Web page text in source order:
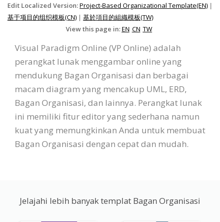
Edit Localized Version:Project-Based Organizational Template(EN) |
基于项目的组织模板(CN) | 基於項目的組織模板(TW)
View this page in:EN CN TW
Visual Paradigm Online (VP Online) adalah
perangkat lunak menggambar online yang
mendukung Bagan Organisasi dan berbagai
macam diagram yang mencakup UML, ERD,
Bagan Organisasi, dan lainnya. Perangkat lunak
ini memiliki fitur editor yang sederhana namun
kuat yang memungkinkan Anda untuk membuat
Bagan Organisasi dengan cepat dan mudah.
Jelajahi lebih banyak templat Bagan Organisasi